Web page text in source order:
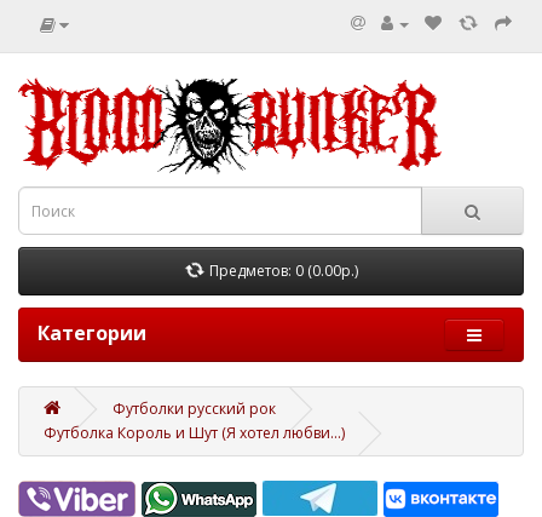
Предметов: 0 (0.00р.)
Категории
Футболки русский рок
Футболка Король и Шут (Я хотел любви...)